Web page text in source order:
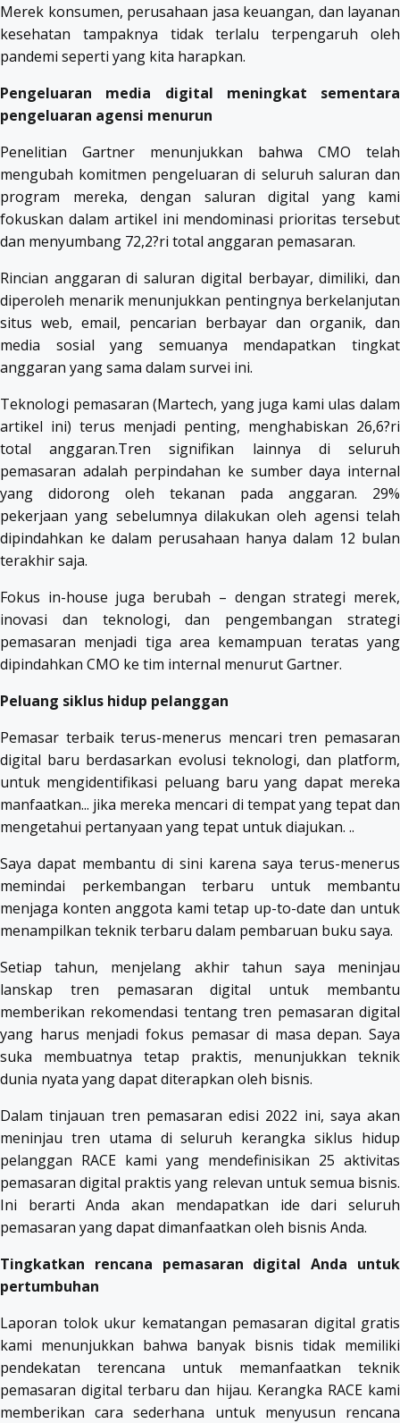
Merek konsumen, perusahaan jasa keuangan, dan layanan
kesehatan tampaknya tidak terlalu terpengaruh oleh
pandemi seperti yang kita harapkan.
Pengeluaran media digital meningkat sementara
pengeluaran agensi menurun
Penelitian Gartner menunjukkan bahwa CMO telah
mengubah komitmen pengeluaran di seluruh saluran dan
program mereka, dengan saluran digital yang kami
fokuskan dalam artikel ini mendominasi prioritas tersebut
dan menyumbang 72,2?ri total anggaran pemasaran.
Rincian anggaran di saluran digital berbayar, dimiliki, dan
diperoleh menarik menunjukkan pentingnya berkelanjutan
situs web, email, pencarian berbayar dan organik, dan
media sosial yang semuanya mendapatkan tingkat
anggaran yang sama dalam survei ini.
Teknologi pemasaran (Martech, yang juga kami ulas dalam
artikel ini) terus menjadi penting, menghabiskan 26,6?ri
total anggaran.Tren signifikan lainnya di seluruh
pemasaran adalah perpindahan ke sumber daya internal
yang didorong oleh tekanan pada anggaran. 29%
pekerjaan yang sebelumnya dilakukan oleh agensi telah
dipindahkan ke dalam perusahaan hanya dalam 12 bulan
terakhir saja.
Fokus in-house juga berubah – dengan strategi merek,
inovasi dan teknologi, dan pengembangan strategi
pemasaran menjadi tiga area kemampuan teratas yang
dipindahkan CMO ke tim internal menurut Gartner.
Peluang siklus hidup pelanggan
Pemasar terbaik terus-menerus mencari tren pemasaran
digital baru berdasarkan evolusi teknologi, dan platform,
untuk mengidentifikasi peluang baru yang dapat mereka
manfaatkan... jika mereka mencari di tempat yang tepat dan
mengetahui pertanyaan yang tepat untuk diajukan. ..
Saya dapat membantu di sini karena saya terus-menerus
memindai perkembangan terbaru untuk membantu
menjaga konten anggota kami tetap up-to-date dan untuk
menampilkan teknik terbaru dalam pembaruan buku saya.
Setiap tahun, menjelang akhir tahun saya meninjau
lanskap tren pemasaran digital untuk membantu
memberikan rekomendasi tentang tren pemasaran digital
yang harus menjadi fokus pemasar di masa depan. Saya
suka membuatnya tetap praktis, menunjukkan teknik
dunia nyata yang dapat diterapkan oleh bisnis.
Dalam tinjauan tren pemasaran edisi 2022 ini, saya akan
meninjau tren utama di seluruh kerangka siklus hidup
pelanggan RACE kami yang mendefinisikan 25 aktivitas
pemasaran digital praktis yang relevan untuk semua bisnis.
Ini berarti Anda akan mendapatkan ide dari seluruh
pemasaran yang dapat dimanfaatkan oleh bisnis Anda.
Tingkatkan rencana pemasaran digital Anda untuk
pertumbuhan
Laporan tolok ukur kematangan pemasaran digital gratis
kami menunjukkan bahwa banyak bisnis tidak memiliki
pendekatan terencana untuk memanfaatkan teknik
pemasaran digital terbaru dan hijau. Kerangka RACE kami
memberikan cara sederhana untuk menyusun rencana